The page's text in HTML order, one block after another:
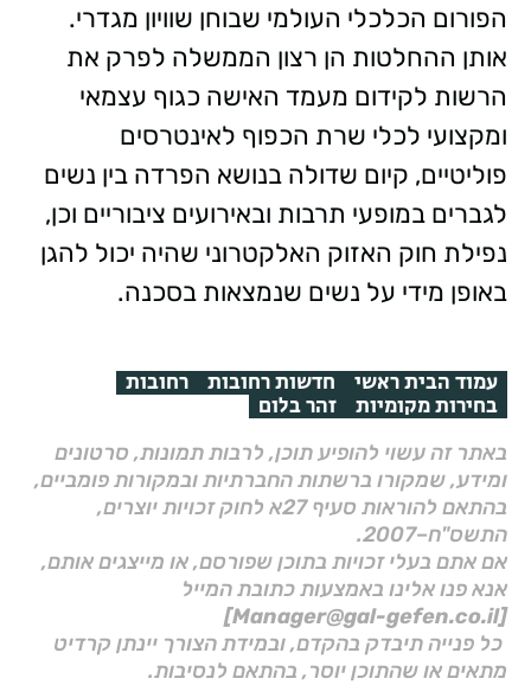
הפורום הכלכלי העולמי שבוחן שוויון מגדרי.
אותן ההחלטות הן רצון הממשלה לפרק את
הרשות לקידום מעמד האישה כגוף עצמאי
ומקצועי לכלי שרת הכפוף לאינטרסים
פוליטיים, קיום שדולה בנושא הפרדה בין נשים
לגברים במופעי תרבות ובאירועים ציבוריים וכן,
נפילת חוק האזוק האלקטרוני שהיה יכול להגן
באופן מידי על נשים שנמצאות בסכנה.
עמוד הבית ראשי חדשות רחובות רחובות
בחירות מקומיות זהר בלום
באתר זה עשוי להופיע תוכן, לרבות תמונות, סרטונים
ומידע, שמקורו ברשתות החברתיות ובמקורות פומביים,
בהתאם להוראות סעיף 27א לחוק זכויות יוצרים,
התשס"ח–2007.
אם אתם בעלי זכויות בתוכן שפורסם, או מייצגים אותם,
אנא פנו אלינו באמצעות כתובת המייל
[Manager@gal-gefen.co.il]
כל פנייה תיבדק בהקדם, ובמידת הצורך יינתן קרדיט
מתאים או שהתוכן יוסר, בהתאם לנסיבות.